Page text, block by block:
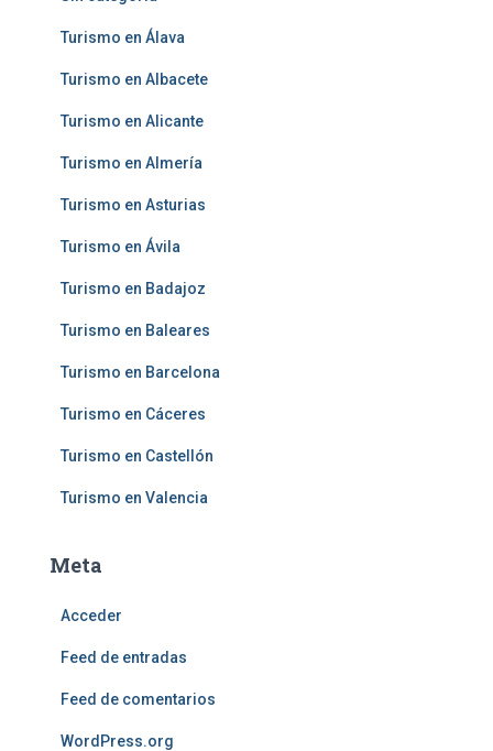
Turismo en Álava
Turismo en Albacete
Turismo en Alicante
Turismo en Almería
Turismo en Asturias
Turismo en Ávila
Turismo en Badajoz
Turismo en Baleares
Turismo en Barcelona
Turismo en Cáceres
Turismo en Castellón
Turismo en Valencia
Meta
Acceder
Feed de entradas
Feed de comentarios
WordPress.org